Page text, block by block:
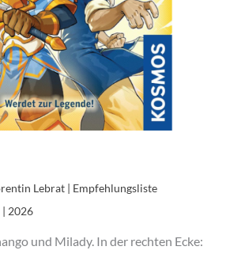
Lebrat | Empfehlungsliste
| 2026
und Milady. In der rechten Ecke: